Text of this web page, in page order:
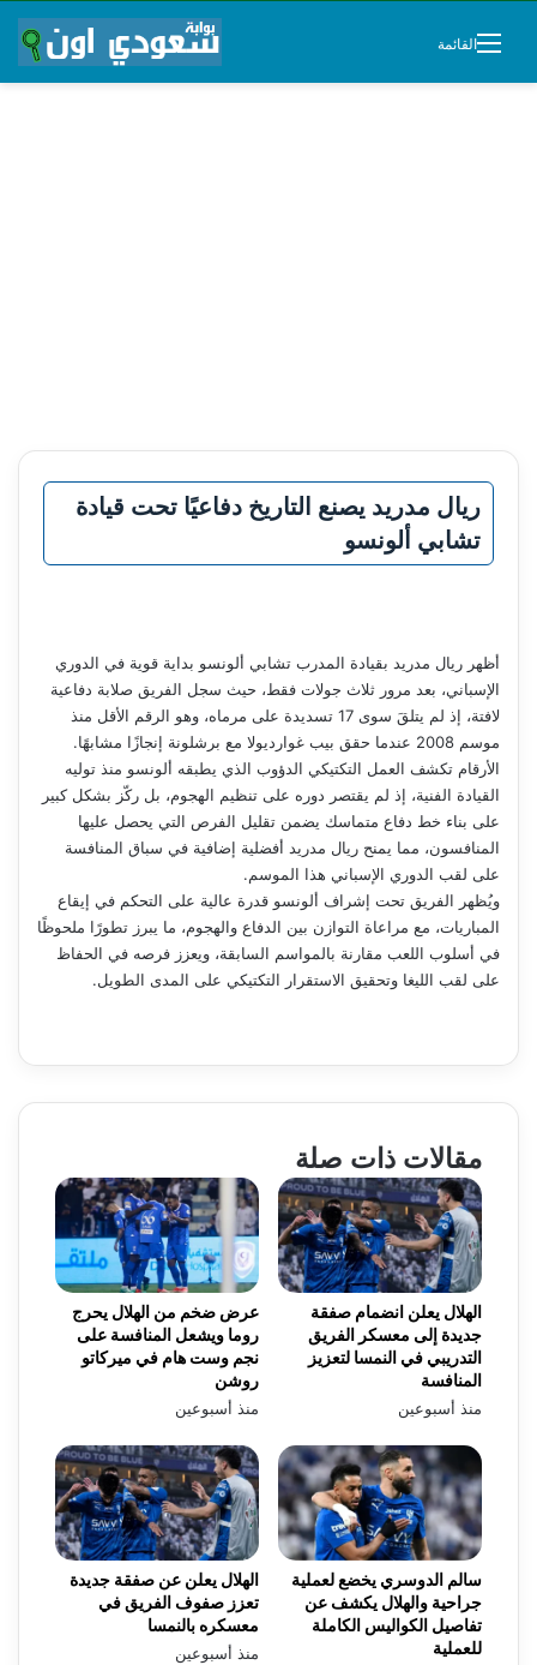
القائمة
ريال مدريد يصنع التاريخ دفاعيًا تحت قيادة
تشابي ألونسو
أظهر ريال مدريد بقيادة المدرب تشابي ألونسو بداية قوية في الدوري
الإسباني، بعد مرور ثلاث جولات فقط، حيث سجل الفريق صلابة دفاعية
لافتة، إذ لم يتلقَ سوى 17 تسديدة على مرماه، وهو الرقم الأقل منذ
موسم 2008 عندما حقق بيب غوارديولا مع برشلونة إنجازًا مشابهًا.
الأرقام تكشف العمل التكتيكي الدؤوب الذي يطبقه ألونسو منذ توليه
القيادة الفنية، إذ لم يقتصر دوره على تنظيم الهجوم، بل ركّز بشكل كبير
على بناء خط دفاع متماسك يضمن تقليل الفرص التي يحصل عليها
المنافسون، مما يمنح ريال مدريد أفضلية إضافية في سباق المنافسة
على لقب الدوري الإسباني هذا الموسم.
ويُظهر الفريق تحت إشراف ألونسو قدرة عالية على التحكم في إيقاع
المباريات، مع مراعاة التوازن بين الدفاع والهجوم، ما يبرز تطورًا ملحوظًا
في أسلوب اللعب مقارنة بالمواسم السابقة، ويعزز فرصه في الحفاظ
على لقب الليغا وتحقيق الاستقرار التكتيكي على المدى الطويل.
مقالات ذات صلة
عرض ضخم من الهلال يحرج
روما ويشعل المنافسة على
نجم وست هام في ميركاتو
روشن
منذ أسبوعين
الهلال يعلن انضمام صفقة
جديدة إلى معسكر الفريق
التدريبي في النمسا لتعزيز
المنافسة
منذ أسبوعين
الهلال يعلن عن صفقة جديدة
تعزز صفوف الفريق في
معسكره بالنمسا
منذ أسبوعين
سالم الدوسري يخضع لعملية
جراحية والهلال يكشف عن
تفاصيل الكواليس الكاملة
للعملية